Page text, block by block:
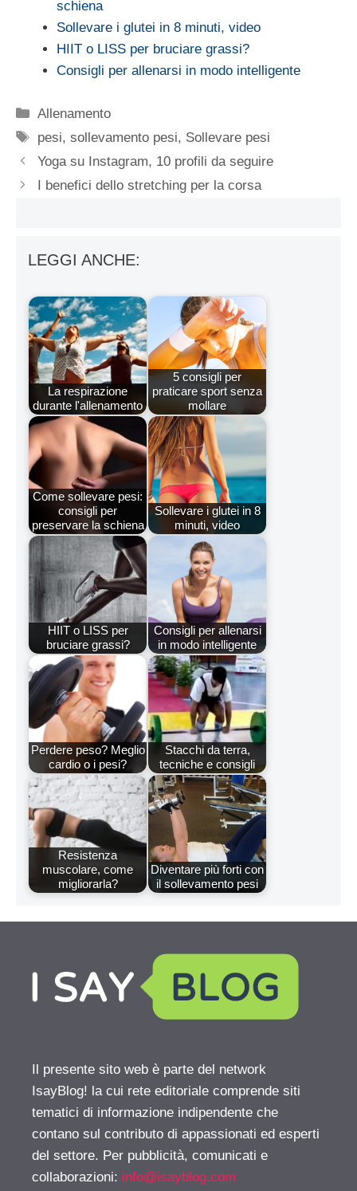
schiena
Sollevare i glutei in 8 minuti, video
HIIT o LISS per bruciare grassi?
Consigli per allenarsi in modo intelligente
Categorie
Allenamento
Tag
pesi,sollevamento pesi, Sollevare pesi
Yoga su Instagram, 10 profili da seguire
I benefici dello stretching per la corsa
LEGGI ANCHE:
La respirazione
durante l'allenamento
5 consigli per
praticare sport senza
mollare
Come sollevare pesi:
consigli per
preservare la schiena
Sollevare i glutei in 8
minuti, video
HIIT o LISS per
bruciare grassi?
Consigli per allenarsi
in modo intelligente
Perdere peso? Meglio
cardio o i pesi?
Stacchi da terra,
tecniche e consigli
Resistenza
muscolare, come
migliorarla?
Diventare più forti con
il sollevamento pesi
Il presente sito web è parte del network
IsayBlog! la cui rete editoriale comprende siti
tematici di informazione indipendente che
contano sul contributo di appassionati ed esperti
del settore. Per pubblicità, comunicati e
collaborazioni: info@isayblog.com